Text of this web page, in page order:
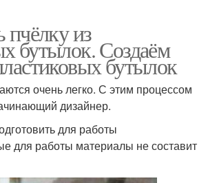
пчёлку из
бутылок. Создаём
бутылок
очень легко. С этим процессом
дизайнер.
для работы
для работы материалы не составит